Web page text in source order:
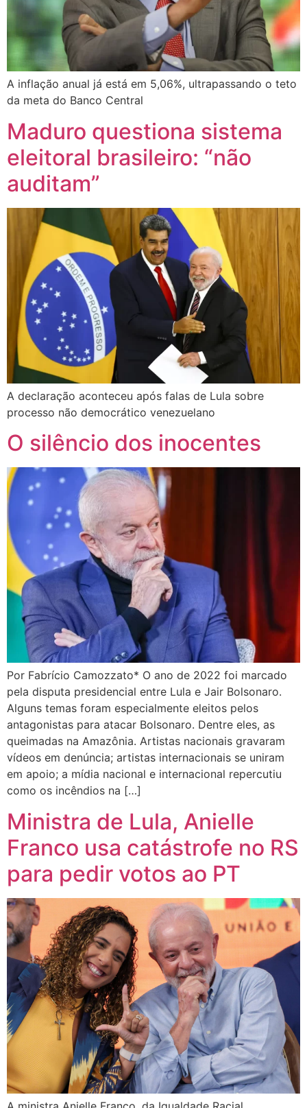
A inflação anual já está em 5,06%, ultrapassando o teto
da meta do Banco Central
Maduro questiona sistema
eleitoral brasileiro: “não
auditam”
A declaração aconteceu após falas de Lula sobre
processo não democrático venezuelano
O silêncio dos inocentes
Por Fabrício Camozzato* O ano de 2022 foi marcado
pela disputa presidencial entre Lula e Jair Bolsonaro.
Alguns temas foram especialmente eleitos pelos
antagonistas para atacar Bolsonaro. Dentre eles, as
queimadas na Amazônia. Artistas nacionais gravaram
vídeos em denúncia; artistas internacionais se uniram
em apoio; a mídia nacional e internacional repercutiu
como os incêndios na […]
Ministra de Lula, Anielle
Franco usa catástrofe no RS
para pedir votos ao PT